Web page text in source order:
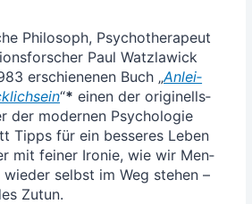
Phi­lo­soph, Psy­cho­the­ra­peut
Paul Watz­la­wick
erschie­ne­nen Buch „Anlei­
“* einen der ori­gi­nells­
der moder­nen Psy­cho­lo­gie
Tipps für ein bes­se­res Leben
mit fei­ner Iro­nie, wie wir Men­
wie­der selbst im Weg ste­hen –
Zutun.